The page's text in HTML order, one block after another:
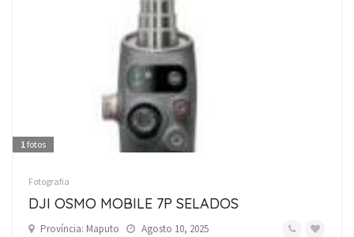
1fotos
Fotografia
DJI OSMO MOBILE 7P SELADOS
Província: Maputo Agosto 10, 2025